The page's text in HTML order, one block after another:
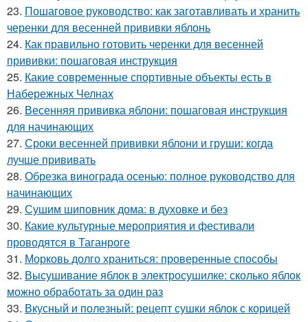
23. Пошаговое руководство: как заготавливать и хранить
черенки для весенней прививки яблонь
24. Как правильно готовить черенки для весенней
прививки: пошаговая инструкция
25. Какие современные спортивные объекты есть в
Набережных Челнах
26. Весенняя прививка яблони: пошаговая инструкция
для начинающих
27. Сроки весенней прививки яблони и груши: когда
лучше прививать
28. Обрезка винограда осенью: полное руководство для
начинающих
29. Сушим шиповник дома: в духовке и без
30. Какие культурные мероприятия и фестивали
проводятся в Таганроге
31. Морковь долго храниться: проверенные способы
32. Высушивание яблок в электросушилке: сколько яблок
можно обработать за один раз
33. Вкусный и полезный: рецепт сушки яблок с корицей